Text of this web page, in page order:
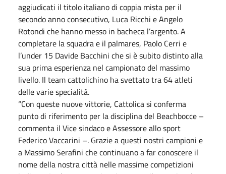
aggiudicati il titolo italiano di coppia mista per il
secondo anno consecutivo, Luca Ricchi e Angelo
Rotondi che hanno messo in bacheca l’argento. A
completare la squadra e il palmares, Paolo Cerri e
l’under 15 Davide Bacchini che si è subito distinto alla
sua prima esperienza nel campionato del massimo
livello. Il team cattolichino ha svettato tra 64 atleti
delle varie specialità.
“Con queste nuove vittorie, Cattolica si conferma
punto di riferimento per la disciplina del Beachbocce –
commenta il Vice sindaco e Assessore allo sport
Federico Vaccarini –. Grazie a questi nostri campioni e
a Massimo Serafini che continuano a far conoscere il
nome della nostra città nelle massime competizioni